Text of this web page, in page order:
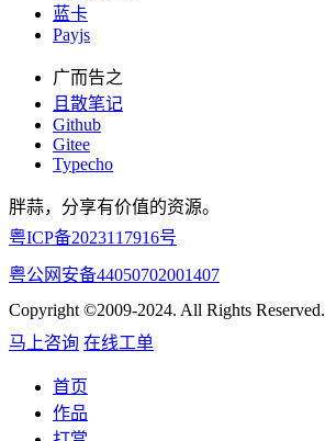
蓝卡
Payjs
广而告之
且散笔记
Github
Gitee
Typecho
胖蒜，分享有价值的资源。
粤ICP备2023117916号
粤公网安备44050702001407
Copyright ©2009-2024. All Rights Reserved.
马上咨询 在线工单
首页
作品